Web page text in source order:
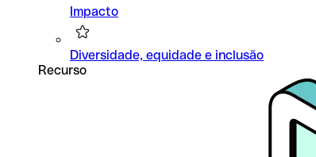
Impacto
Diversidade, equidade e inclusão
Recurso